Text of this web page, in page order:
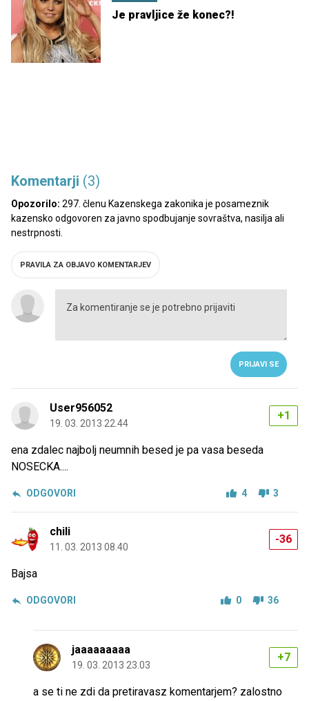
Je pravljice že konec?!
Komentarji (3)
Opozorilo: 297. členu Kazenskega zakonika je posameznik
kazensko odgovoren za javno spodbujanje sovraštva, nasilja ali
nestrpnosti.
PRAVILA ZA OBJAVO KOMENTARJEV
PRIJAVI SE
User956052
19. 03. 2013 22.44
+1
ena zdalec najbolj neumnih besed je pa vasa beseda
NOSECKA....
ODGOVORI 4 3
chili
11. 03. 2013 08.40
-36
Bajsa
ODGOVORI 0 36
jaaaaaaaaa
19. 03. 2013 23.03
+7
a se ti ne zdi da pretiravasz komentarjem? zalostno